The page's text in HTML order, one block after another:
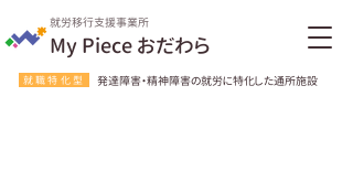
就労移行支援事業所
My Piece おだわら
就職特化型 発達障害・精神障害の就労に特化した通所施設